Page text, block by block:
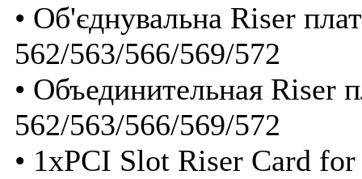
• Об'єднувальна Riser
562/563/566/569/572
• Объединительная Riser
562/563/566/569/572
• 1xPCI Slot Riser Card